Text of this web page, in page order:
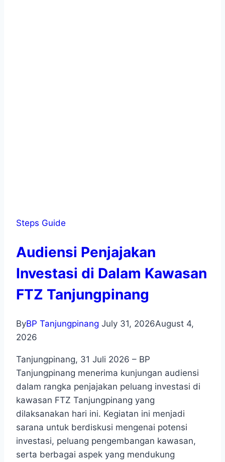
Steps Guide
Audiensi Penjajakan
Investasi di Dalam Kawasan
FTZ Tanjungpinang
ByBP Tanjungpinang July 31, 2026August 4,
2026
Tanjungpinang, 31 Juli 2026 – BP
Tanjungpinang menerima kunjungan audiensi
dalam rangka penjajakan peluang investasi di
kawasan FTZ Tanjungpinang yang
dilaksanakan hari ini. Kegiatan ini menjadi
sarana untuk berdiskusi mengenai potensi
investasi, peluang pengembangan kawasan,
serta berbagai aspek yang mendukung